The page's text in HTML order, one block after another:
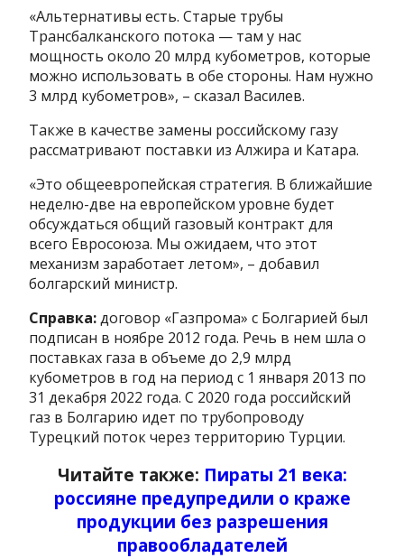
«Альтернативы есть. Старые трубы
Трансбалканского потока — там у нас
мощность около 20 млрд кубометров, которые
можно использовать в обе стороны. Нам нужно
3 млрд кубометров», – сказал Василев.
Также в качестве замены российскому газу
рассматривают поставки из Алжира и Катара.
«Это общеевропейская стратегия. В ближайшие
неделю-две на европейском уровне будет
обсуждаться общий газовый контракт для
всего Евросоюза. Мы ожидаем, что этот
механизм заработает летом», – добавил
болгарский министр.
Справка:договор «Газпрома» с Болгарией был
подписан в ноябре 2012 года. Речь в нем шла о
поставках газа в объеме до 2,9 млрд
кубометров в год на период с 1 января 2013 по
31 декабря 2022 года. С 2020 года российский
газ в Болгарию идет по трубопроводу
Турецкий поток через территорию Турции.
Читайте также: Пираты 21 века:
россияне предупредили о краже
продукции без разрешения
правообладателей